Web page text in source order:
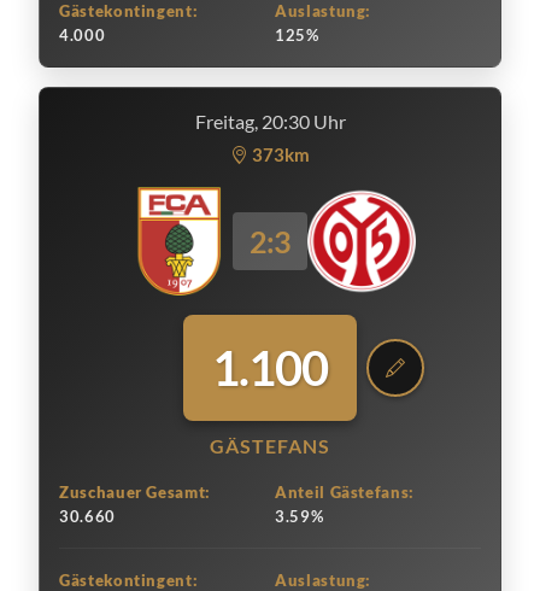
Gästekontingent:
4.000
Auslastung:
125%
Freitag, 20:30 Uhr
373km
2:3
1.100
GÄSTEFANS
Zuschauer Gesamt:
30.660
Anteil Gästefans:
3.59%
Gästekontingent:
Auslastung: